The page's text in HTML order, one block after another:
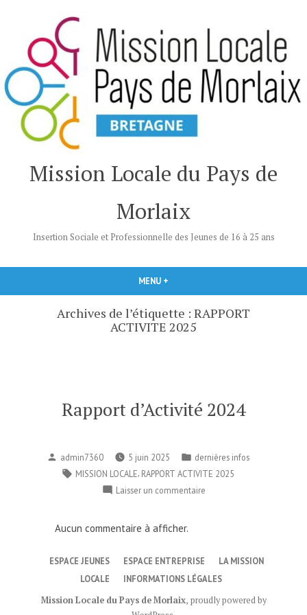
contenu
Mission Locale du Pays de
Morlaix
Insertion Sociale et Professionnelle des Jeunes de 16 à 25 ans
MENU +
Archives de l’étiquette : RAPPORT
ACTIVITE 2025
Rapport d’Activité 2024
Publié
par
admin7360 5 juin 2025
Publié
dans
dernières infos
Étiquettes :
MISSION LOCALE, RAPPORT ACTIVITE 2025
Laisser un commentairesur
Aucun commentaire à afficher.
ESPACE JEUNES ESPACE ENTREPRISE
LA MISSION
LOCALE
INFORMATIONS LÉGALES
Mission Locale du Pays de Morlaix, proudly powered by